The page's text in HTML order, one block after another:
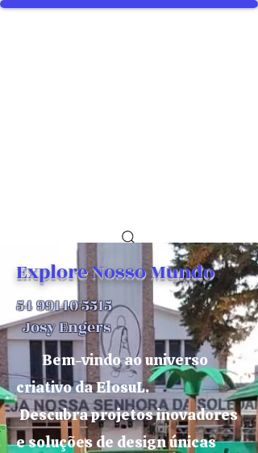
Explore Nosso Mundo
54 99140 5515
Josy Engers
Bem-vindo ao universo
criativo da ElosuL.
Descubra projetos inovadores
e soluções de design únicas